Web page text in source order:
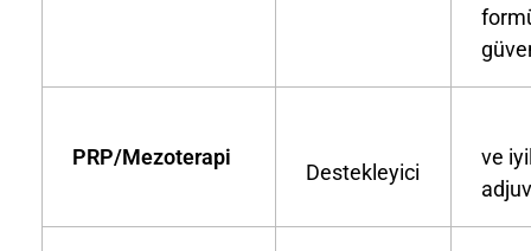
PRP/Mezoterapi
Destekleyici
ve